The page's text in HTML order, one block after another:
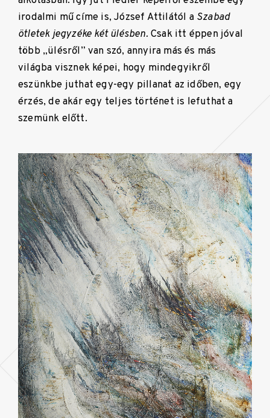
irodalmi mű címe is, József Attilától a Szabad
ötletek jegyzéke két ülésben.Csak itt éppen jóval
több „ülésről” van szó, annyira más és más
világba visznek képei, hogy mindegyikről
eszünkbe juthat egy-egy pillanat az időben, egy
érzés, de akár egy teljes történet is lefuthat a
szemünk előtt.